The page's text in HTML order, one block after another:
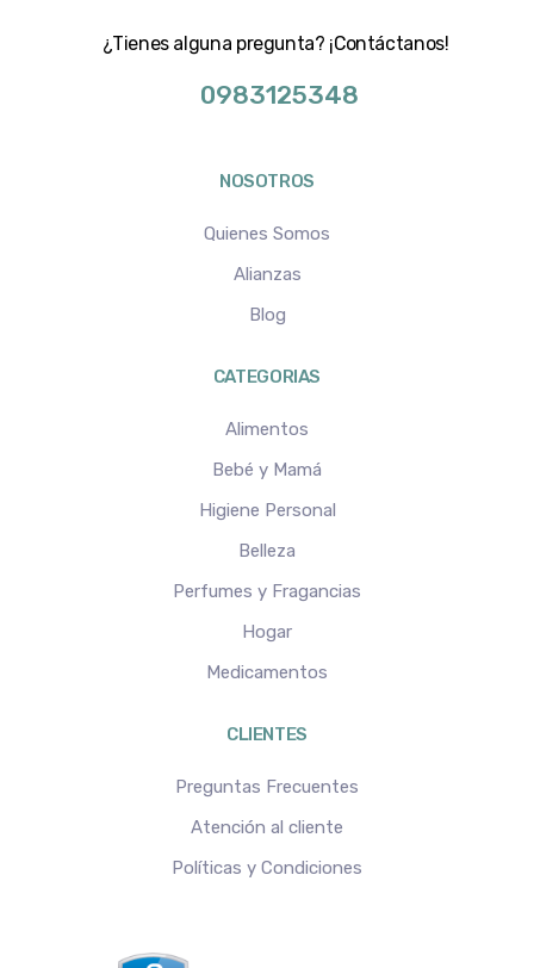
¿Tienes alguna pregunta? ¡Contáctanos!
0983125348
NOSOTROS
Quienes Somos
Alianzas
Blog
CATEGORIAS
Alimentos
Bebé y Mamá
Higiene Personal
Belleza
Perfumes y Fragancias
Hogar
Medicamentos
CLIENTES
Preguntas Frecuentes
Atención al cliente
Políticas y Condiciones